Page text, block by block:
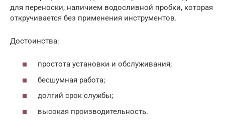
для переноски, наличием водосливной пробки, которая
откручивается без применения инструментов.
Достоинства:
простота установки и обслуживания;
бесшумная работа;
долгий срок службы;
высокая производительность.